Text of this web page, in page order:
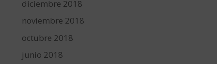
diciembre 2018
noviembre 2018
octubre 2018
junio 2018